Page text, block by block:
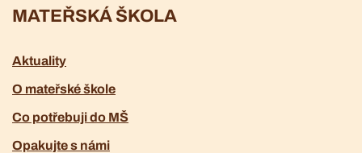
MATEŘSKÁ ŠKOLA
Aktuality
O mateřské škole
Co potřebuji do MŠ
Opakujte s námi